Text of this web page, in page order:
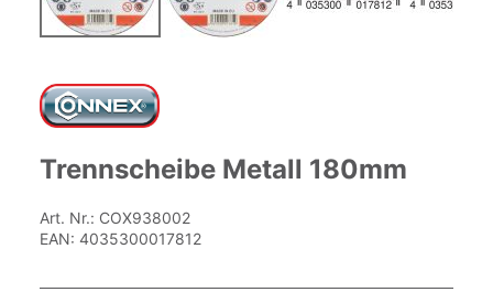
der
Bildgalerie
springen
Trennscheibe Metall 180mm
Art. Nr.: COX938002
EAN: 4035300017812